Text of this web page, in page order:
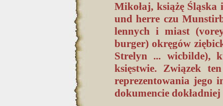
Mikołaj, książę Śląska
und herre czu
lennych i miast
burger) okręgów
Strelyn ... wicbilde),
księstwie. Związek
reprezentowania jego
dokumencie